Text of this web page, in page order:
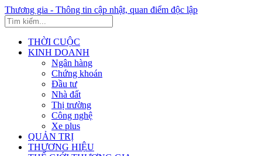
Thương gia - Thông tin cập nhật, quan điểm độc lập
THỜI CUỘC
KINH DOANH
Ngân hàng
Chứng khoán
Đầu tư
Nhà đất
Thị trường
Công nghệ
Xe plus
QUẢN TRỊ
THƯƠNG HIỆU